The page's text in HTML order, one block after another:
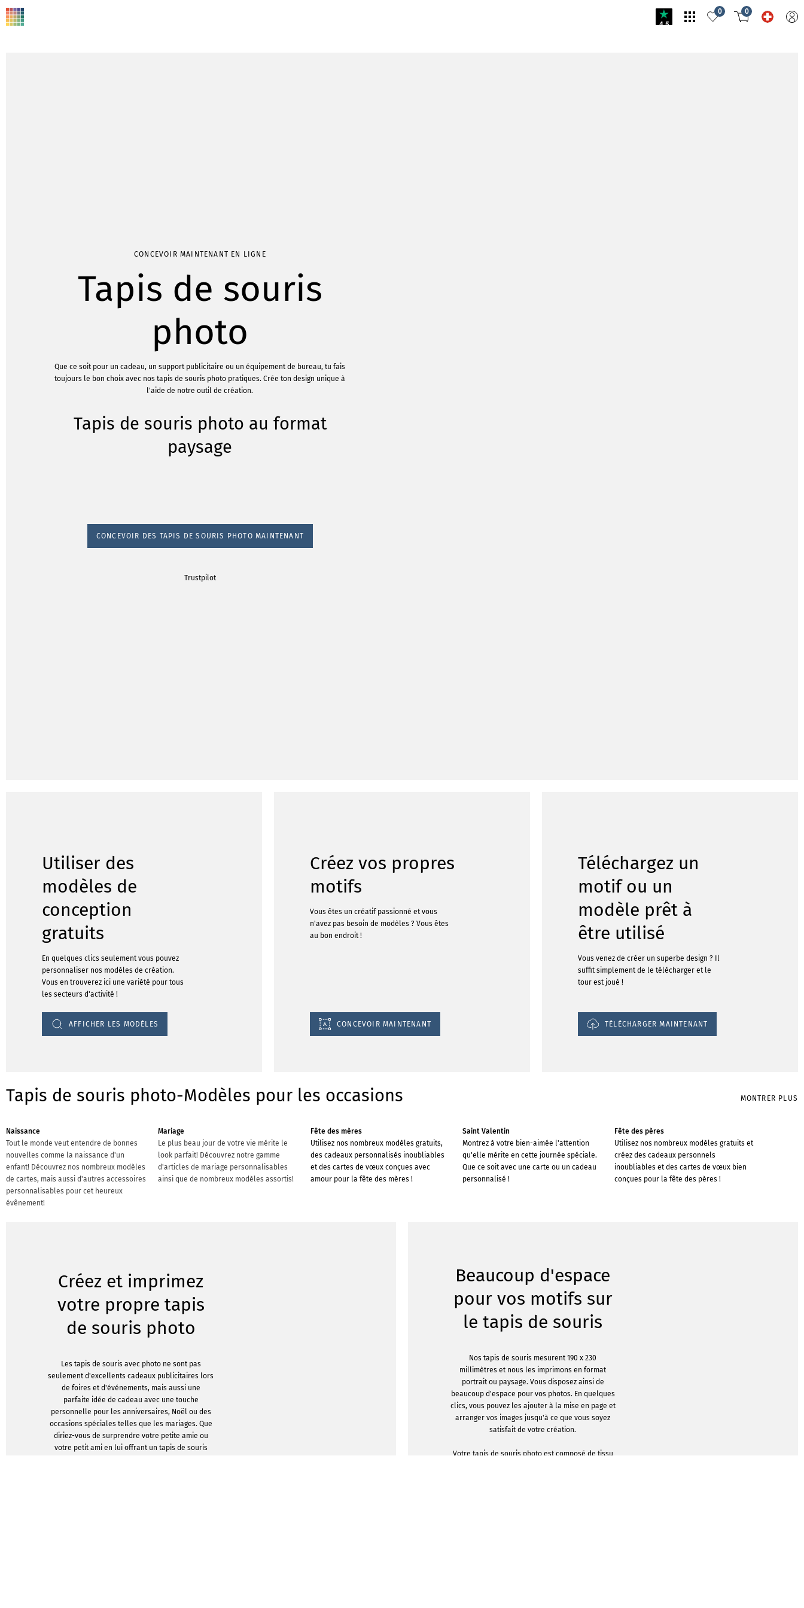
4.5
0 0
CONCEVOIR MAINTENANT EN LIGNE
Tapis de souris
photo
Que ce soit pour un cadeau, un support publicitaire ou un équipement de bureau, tu fais
toujours le bon choix avec nos tapis de souris photo pratiques. Crée ton design unique à
l'aide de notre outil de création.
Tapis de souris photo au format
paysage
CONCEVOIR DES TAPIS DE SOURIS PHOTO MAINTENANT
Trustpilot
Utiliser des
modèles de
conception
gratuits
En quelques clics seulement vous pouvez
personnaliser nos modèles de création.
Vous en trouverez ici une variété pour tous
les secteurs d'activité !
AFFICHER LES MODÈLES
Créez vos propres
motifs
Vous êtes un créatif passionné et vous
n'avez pas besoin de modèles ? Vous êtes
au bon endroit !
CONCEVOIR MAINTENANT
Téléchargez un
motif ou un
modèle prêt à
être utilisé
Vous venez de créer un superbe design ? Il
suffit simplement de le télécharger et le
tour est joué !
TÉLÉCHARGER MAINTENANT
Tapis de souris photo-Modèles pour les occasions MONTRER PLUS
Naissance
Tout le monde veut entendre de bonnes
nouvelles comme la naissance d'un
enfant! Découvrez nos nombreux modèles
de cartes, mais aussi d'autres accessoires
personnalisables pour cet heureux
évênement!
Mariage
Le plus beau jour de votre vie mérite le
look parfait! Découvrez notre gamme
d'articles de mariage personnalisables
ainsi que de nombreux modèles assortis!
Fête des mères
Utilisez nos nombreux modèles gratuits,
des cadeaux personnalisés inoubliables
et des cartes de vœux conçues avec
amour pour la fête des mères !
Saint Valentin
Montrez à votre bien-aimée l'attention
qu'elle mérite en cette journée spéciale.
Que ce soit avec une carte ou un cadeau
personnalisé !
Fête des pères
Utilisez nos nombreux modèles gratuits et
créez des cadeaux personnels
inoubliables et des cartes de vœux bien
conçues pour la fête des pères !
Créez et imprimez
votre propre tapis
de souris photo
Les tapis de souris avec photo ne sont pas
seulement d'excellents cadeaux publicitaires lors
de foires et d'événements, mais aussi une
parfaite idée de cadeau avec une touche
personnelle pour les anniversaires, Noël ou des
occasions spéciales telles que les mariages. Que
diriez-vous de surprendre votre petite amie ou
votre petit ami en lui offrant un tapis de souris
Beaucoup d'espace
pour vos motifs sur
le tapis de souris
Nos tapis de souris mesurent 190 x 230
millimètres et nous les imprimons en format
portrait ou paysage. Vous disposez ainsi de
beaucoup d'espace pour vos photos. En quelques
clics, vous pouvez les ajouter à la mise en page et
arranger vos images jusqu'à ce que vous soyez
satisfait de votre création.
Votre tapis de souris photo est composé de tissu